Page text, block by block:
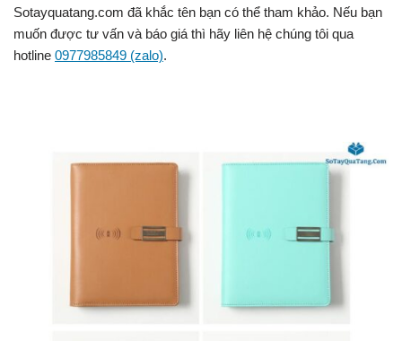
Sotayquatang.com đã khắc tên bạn có thể tham khảo. Nếu bạn
muốn được tư vấn và báo giá thì hãy liên hệ chúng tôi qua
hotline 0977985849 (zalo).